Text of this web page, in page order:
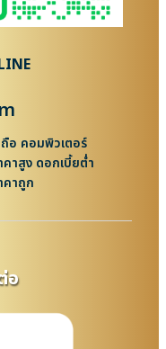
อ คอมพิวเตอร์
าสูง ดอกเบี้ยต่ำ
คาถูก
อ